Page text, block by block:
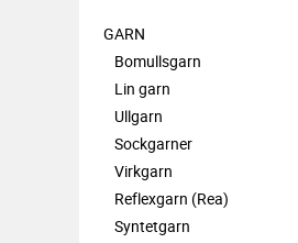
GARN
Bomullsgarn
Lin garn
Ullgarn
Sockgarner
Virkgarn
Reflexgarn (Rea)
Syntetgarn